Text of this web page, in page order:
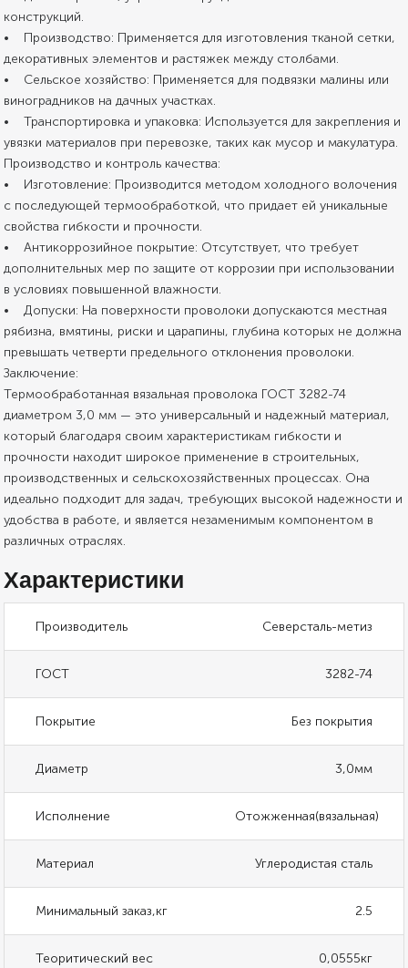
конструкций.
• Производство: Применяется для изготовления тканой сетки,
декоративных элементов и растяжек между столбами.
• Сельское хозяйство: Применяется для подвязки малины или
виноградников на дачных участках.
• Транспортировка и упаковка: Используется для закрепления и
увязки материалов при перевозке, таких как мусор и макулатура.
Производство и контроль качества:
• Изготовление: Производится методом холодного волочения
с последующей термообработкой, что придает ей уникальные
свойства гибкости и прочности.
• Антикоррозийное покрытие: Отсутствует, что требует
дополнительных мер по защите от коррозии при использовании
в условиях повышенной влажности.
• Допуски: На поверхности проволоки допускаются местная
рябизна, вмятины, риски и царапины, глубина которых не должна
превышать четверти предельного отклонения проволоки.
Заключение:
Термообработанная вязальная проволока ГОСТ 3282-74
диаметром 3,0 мм — это универсальный и надежный материал,
который благодаря своим характеристикам гибкости и
прочности находит широкое применение в строительных,
производственных и сельскохозяйственных процессах. Она
идеально подходит для задач, требующих высокой надежности и
удобства в работе, и является незаменимым компонентом в
различных отраслях.
Характеристики
Производитель Северсталь-метиз
ГОСТ 3282-74
Покрытие Без покрытия
Диаметр 3,0мм
Исполнение Отожженная(вязальная)
Материал Углеродистая сталь
Минимальный заказ,кг 2.5
Теоритический вес
0,0555кг